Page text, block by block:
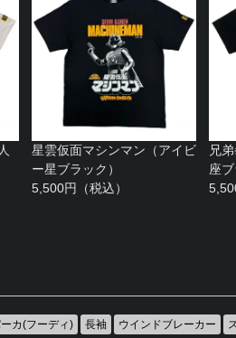
星雲仮面マシンマン（アイビ
ー星ブラック）
5,500円（税込）
兄
座ブ
カ(フーディ) 長袖 ウインドブレーカー